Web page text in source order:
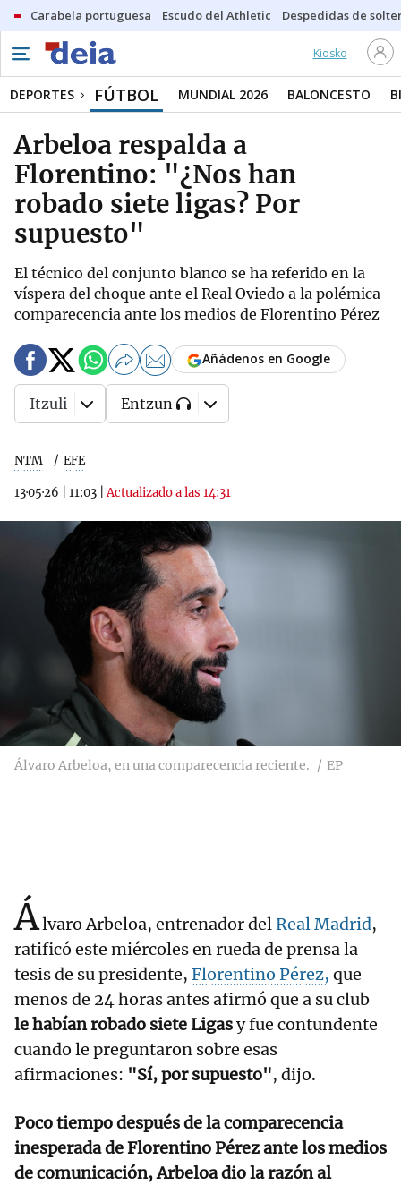
Carabela portuguesa Escudo del Athletic Despedidas de
Kiosko
DEPORTES FÚTBOL MUNDIAL 2026 BALONCESTO
Arbeloa respalda a
Florentino: "¿Nos han
robado siete ligas? Por
supuesto"
El técnico del conjunto blanco se ha referido en la
víspera del choque ante el Real Oviedo a la polémica
comparecencia ante los medios de Florentino Pérez
NTM EFE
13·05·26 11:03 |Actualizado a las 14:31
Añádenos en Google
Itzuli Entzun
Álvaro Arbeloa, en una comparecencia reciente. EP
Álvaro Arbeloa, entrenador delReal Madrid,
ratificó este miércoles en rueda de prensa la
tesis de su presidente, Florentino Pérez, que
menos de 24 horas antes afirmó que a su club
le habían robado siete Ligasy fue contundente
cuando le preguntaron sobre esas
afirmaciones: "Sí, por supuesto", dijo.
Poco tiempo después de la comparecencia
inesperada de Florentino Pérez ante los medios
de comunicación, Arbeloa dio la razón al